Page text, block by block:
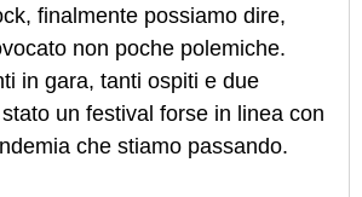
finalmente possiamo dire,
non poche polemiche.
in gara, tanti ospiti e due
un festival forse in linea con
che stiamo passando.